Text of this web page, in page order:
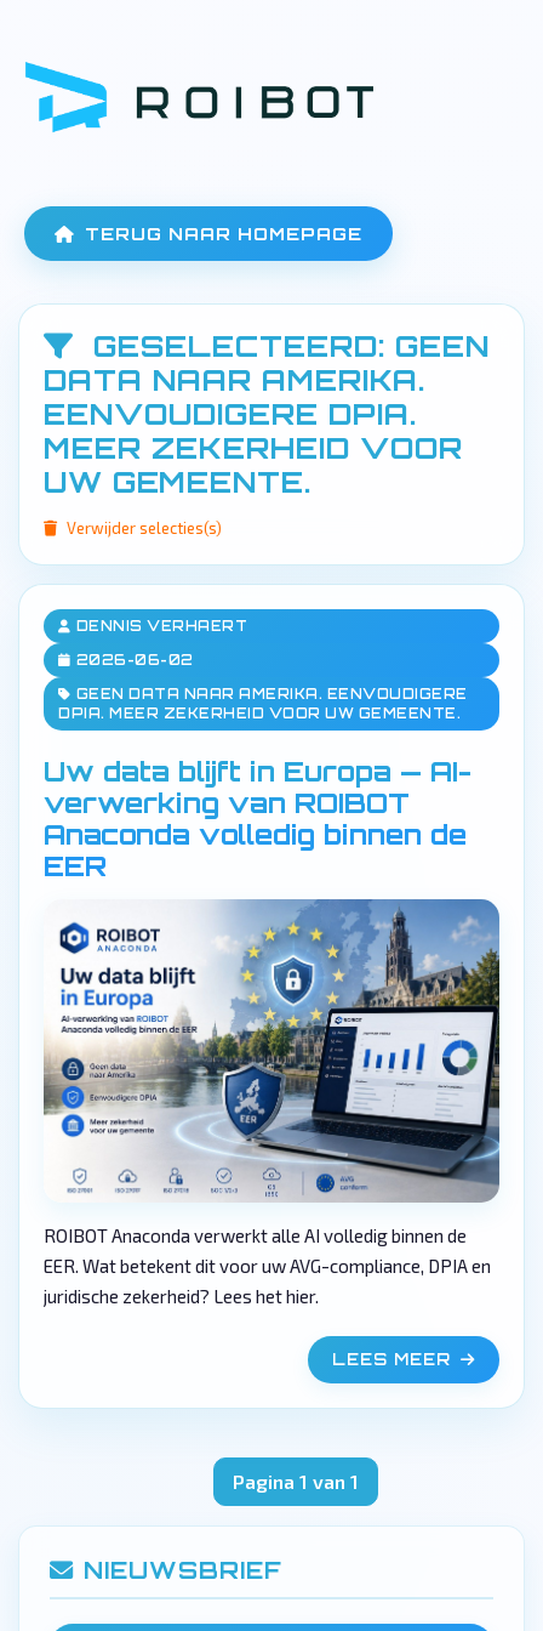
TERUG NAAR HOMEPAGE
GESELECTEERD: GEEN
DATA NAAR AMERIKA.
EENVOUDIGERE DPIA.
MEER ZEKERHEID VOOR
UW GEMEENTE.
Verwijder selecties(s)
DENNIS VERHAERT
2026-06-02
GEEN DATA NAAR AMERIKA. EENVOUDIGERE
DPIA. MEER ZEKERHEID VOOR UW GEMEENTE.
Uw data blijft in Europa — AI-
verwerking van ROIBOT
Anaconda volledig binnen de
EER
ROIBOT Anaconda verwerkt alle AI volledig binnen de
EER. Wat betekent dit voor uw AVG-compliance, DPIA en
juridische zekerheid? Lees het hier.
LEES MEER
Pagina 1 van 1
NIEUWSBRIEF